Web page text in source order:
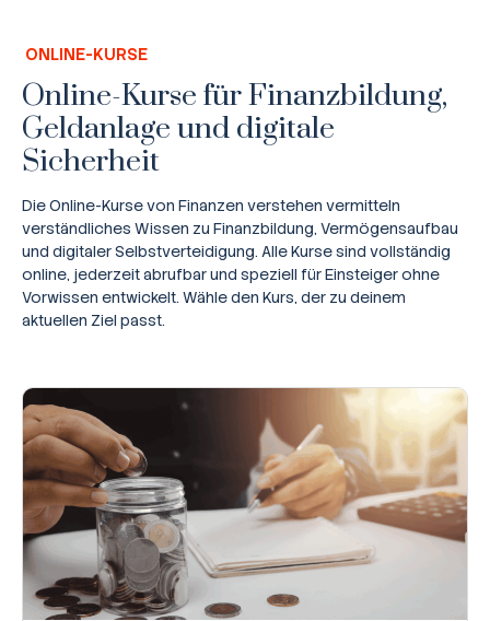
Online Kurse
ONLINE-KURSE
Online-Kurse für Finanzbildung,
Geldanlage und digitale
Sicherheit
Die Online-Kurse von Finanzen verstehen vermitteln
verständliches Wissen zu Finanzbildung, Vermögensaufbau
und digitaler Selbstverteidigung. Alle Kurse sind vollständig
online, jederzeit abrufbar und speziell für Einsteiger ohne
Vorwissen entwickelt. Wähle den Kurs, der zu deinem
aktuellen Ziel passt.